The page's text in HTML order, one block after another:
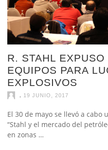
R. STAHL
EQUIPOS PARA
EXPLOSIVOS
19 JUNIO, 2017
El 30 de mayo se llevó a
“Stahl y el mercado del
en zonas …